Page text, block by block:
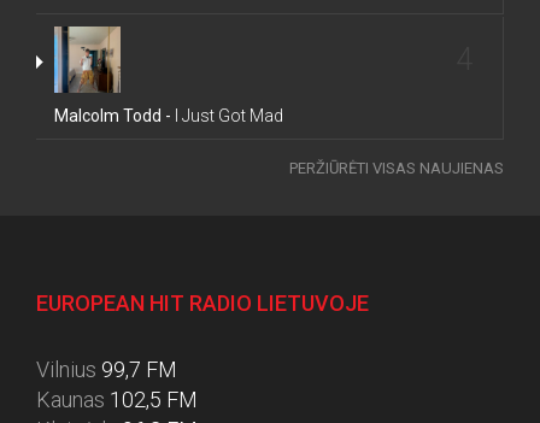
Malcolm Todd - I Just Got Mad
PERŽIŪRĖTI VISAS NAUJIENAS
EUROPEAN HIT RADIO LIETUVOJE
Vilnius 99,7 FM
Kaunas 102,5 FM